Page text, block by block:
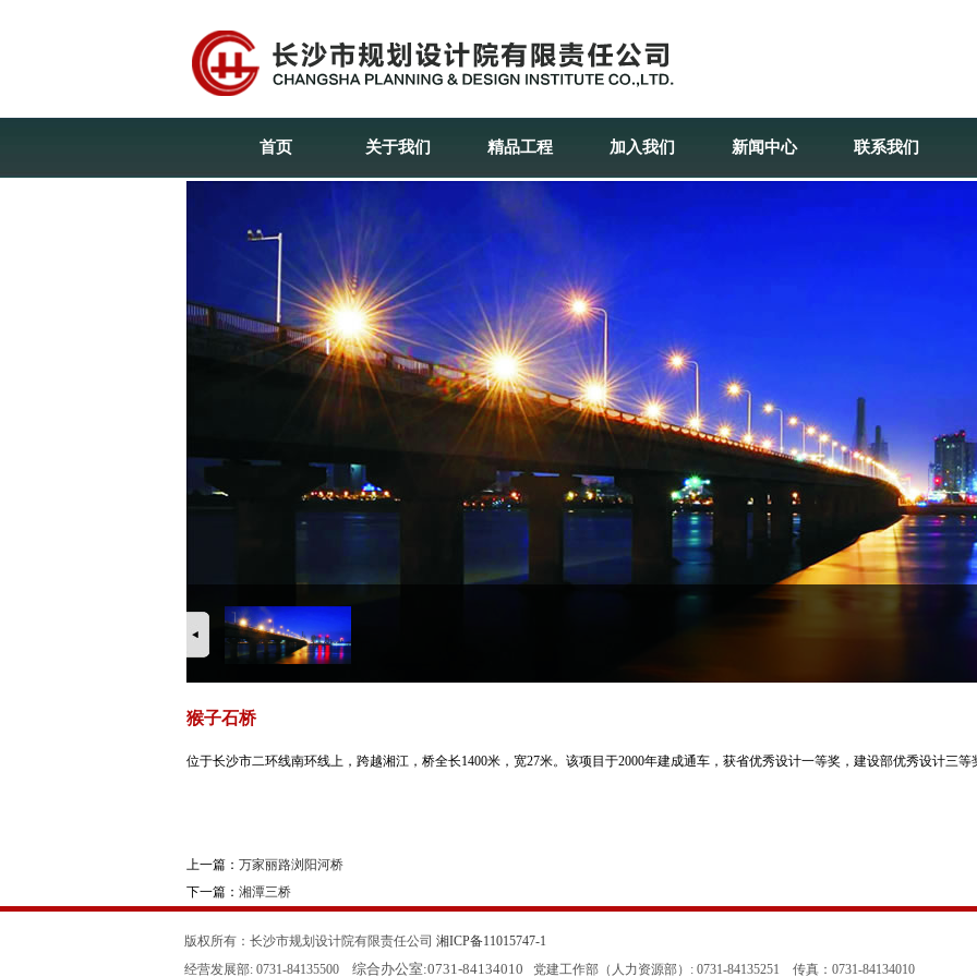
首页 关于我们 精品工程 加入我们 新闻中心 联系我们
猴子石桥
位于长沙市二环线南环线上，跨越湘江，桥全长1400米，宽27米。该项目于2000年建成通车，获省优秀设计一等奖，建设部优秀设计三等
上一篇： 万家丽路浏阳河桥
下一篇： 湘潭三桥
版权所有：长沙市规划设计院有限责任公司 湘ICP备11015747-1
经营发展部: 0731-84135500 综合办公室:0731-84134010 党建工作部（人力资源部）: 0731-84135251 传真：0731-84134010